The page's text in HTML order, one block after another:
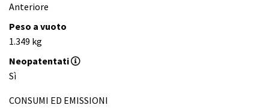
Anteriore
Peso a vuoto
1.349 kg
Neopatentati
Sì
CONSUMI ED EMISSIONI